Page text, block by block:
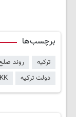
برچسب‌ها
ترکیه روند
دولت ترکیه